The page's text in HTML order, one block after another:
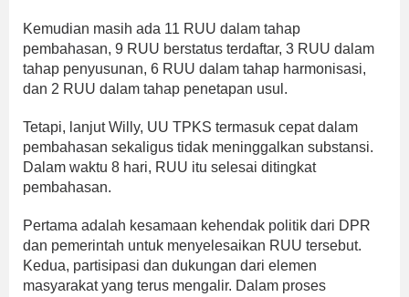
Kemudian masih ada 11 RUU dalam tahap
pembahasan, 9 RUU berstatus terdaftar, 3 RUU dalam
tahap penyusunan, 6 RUU dalam tahap harmonisasi,
dan 2 RUU dalam tahap penetapan usul.
Tetapi, lanjut Willy, UU TPKS termasuk cepat dalam
pembahasan sekaligus tidak meninggalkan substansi.
Dalam waktu 8 hari, RUU itu selesai ditingkat
pembahasan.
Pertama adalah kesamaan kehendak politik dari DPR
dan pemerintah untuk menyelesaikan RUU tersebut.
Kedua, partisipasi dan dukungan dari elemen
masyarakat yang terus mengalir. Dalam proses